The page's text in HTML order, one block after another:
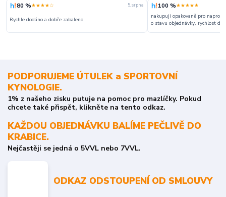
80 %★★★★☆ 5. srpna
Rychle dodáno a dobře zabaleno.
100 %★★★★★
nakupuji opakovaně pro
o stavu objednávky, rychlost
PODPORUJEME ÚTULEK a SPORTOVNÍ
KYNOLOGIE.
1% z našeho zisku putuje na pomoc pro mazlíčky. Pokud
chcete také přispět, klikněte na tento odkaz.
KAŽDOU OBJEDNÁVKU BALÍME PEČLIVĚ DO
KRABICE.
Nejčastěji se jedná o 5VVL nebo 7VVL.
ODKAZ ODSTOUPENÍ OD SMLOUVY